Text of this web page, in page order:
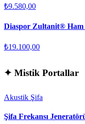
₺9.580,00
Diaspor Zultanit® Ham
₺19.100,00
✦ Mistik Portallar
Akustik Şifa
Şifa Frekansı